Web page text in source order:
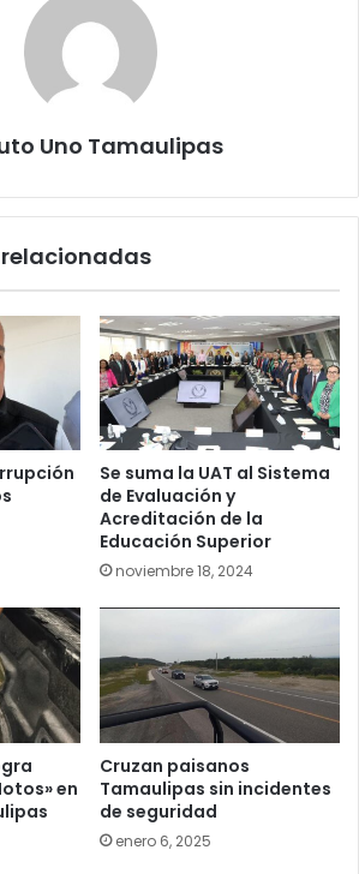
Uno Tamaulipas
Se suma la UAT al Sistema
de Evaluación y
Acreditación de la
Educación Superior
noviembre 18, 2024
en
Cruzan paisanos
Tamaulipas sin incidentes
de seguridad
enero 6, 2025